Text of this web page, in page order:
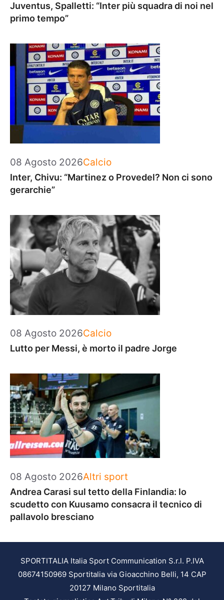
Juventus, Spalletti: “Inter più squadra di noi nel
primo tempo”
08 Agosto 2026Categorie
Calcio
Inter, Chivu: “Martinez o Provedel? Non ci sono
gerarchie”
08 Agosto 2026Categorie
Calcio
Lutto per Messi, è morto il padre Jorge
08 Agosto 2026Categorie
Altri sport
Andrea Carasi sul tetto della Finlandia: lo
scudetto con Kuusamo consacra il tecnico di
pallavolo bresciano
SPORTITALIA Italia Sport Communication S.r.l. P.IVA
08674150969 Sportitalia via Gioacchino Belli, 14 CAP
20127 Milano Sportitalia